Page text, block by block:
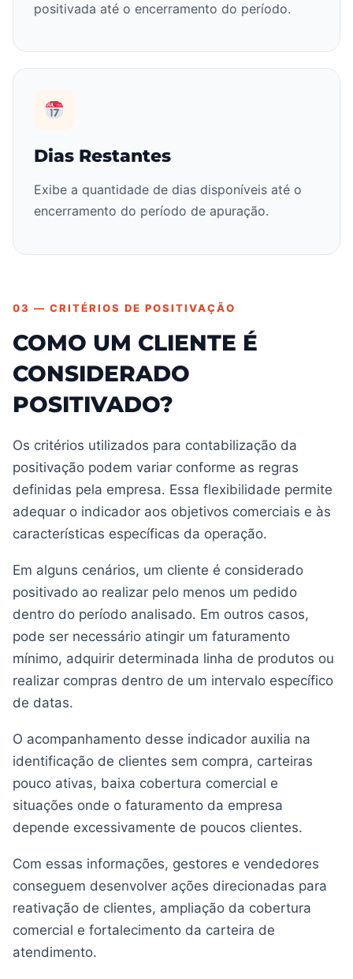
positivada até o encerramento do período.
Dias Restantes
Exibe a quantidade de dias disponíveis até o
encerramento do período de apuração.
03 — CRITÉRIOS DE POSITIVAÇÃO
COMO UM CLIENTE É
CONSIDERADO
POSITIVADO?
Os critérios utilizados para contabilização da
positivação podem variar conforme as regras
definidas pela empresa. Essa flexibilidade permite
adequar o indicador aos objetivos comerciais e às
características específicas da operação.
Em alguns cenários, um cliente é considerado
positivado ao realizar pelo menos um pedido
dentro do período analisado. Em outros casos,
pode ser necessário atingir um faturamento
mínimo, adquirir determinada linha de produtos ou
realizar compras dentro de um intervalo específico
de datas.
O acompanhamento desse indicador auxilia na
identificação de clientes sem compra, carteiras
pouco ativas, baixa cobertura comercial e
situações onde o faturamento da empresa
depende excessivamente de poucos clientes.
Com essas informações, gestores e vendedores
conseguem desenvolver ações direcionadas para
reativação de clientes, ampliação da cobertura
comercial e fortalecimento da carteira de
atendimento.